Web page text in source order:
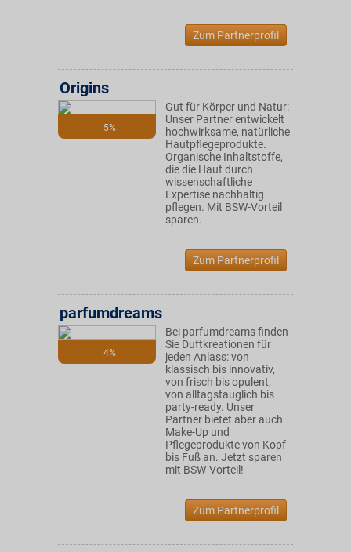
Zum Partnerprofil
5%
Origins
Gut für Körper und Natur:
Unser Partner entwickelt
hochwirksame, natürliche
Hautpflegeprodukte.
Organische Inhaltstoffe,
die die Haut durch
wissenschaftliche
Expertise nachhaltig
pflegen. Mit BSW-Vorteil
sparen.
Zum Partnerprofil
4%
parfumdreams
Bei parfumdreams finden
Sie Duftkreationen für
jeden Anlass: von
klassisch bis innovativ,
von frisch bis opulent,
von alltagstauglich bis
party-ready. Unser
Partner bietet aber auch
Make-Up und
Pflegeprodukte von Kopf
bis Fuß an. Jetzt sparen
mit BSW-Vorteil!
Zum Partnerprofil